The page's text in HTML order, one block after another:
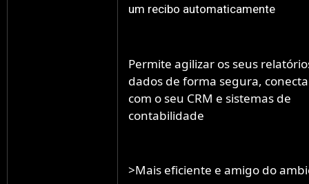
um recibo automaticamente
Permite agilizar os seus
dados de forma segura,
com o seu CRM e sistemas de
contabilidade
>Mais eficiente e amigo do